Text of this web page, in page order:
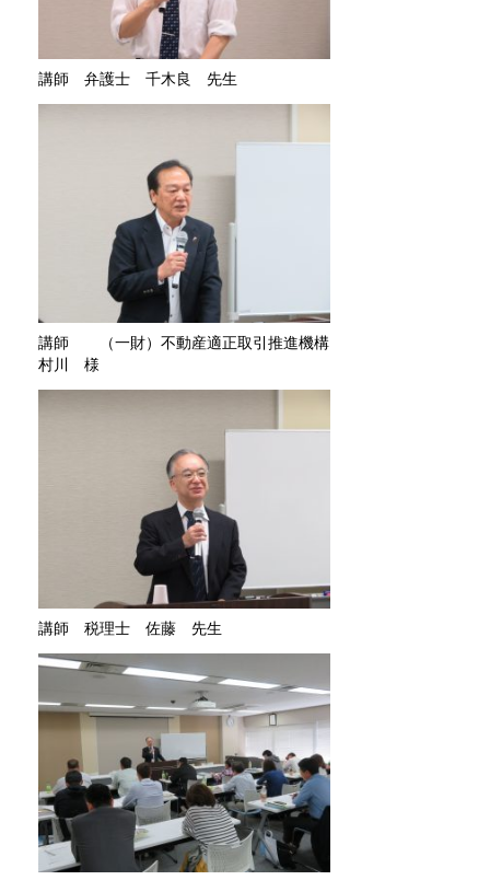
講師 弁護士 千木良 先生
講師 （一財）不動産適正取引推進機構
村川 様
講師 税理士 佐藤 先生